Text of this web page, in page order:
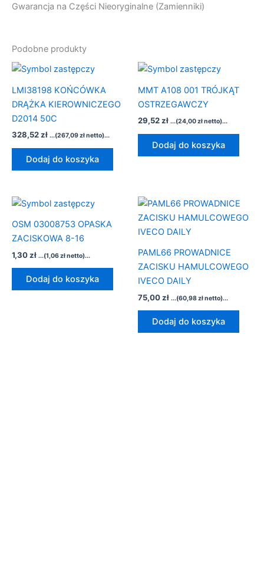
Gwarancja na Części Nieoryginalne (Zamienniki)
Podobne produkty
LMI38198 KOŃCÓWKA
DRĄŻKA KIEROWNICZEGO
D2014 50C
328,52zł ...(267,09złnetto)...
Dodaj do koszyka
MMT A108 001 TRÓJKĄT
OSTRZEGAWCZY
29,52zł ...(24,00złnetto)...
Dodaj do koszyka
OSM 03008753 OPASKA
ZACISKOWA 8-16
1,30zł ...(1,06złnetto)...
Dodaj do koszyka
PAML66 PROWADNICE
ZACISKU HAMULCOWEGO
IVECO DAILY
75,00zł ...(60,98złnetto)...
Dodaj do koszyka